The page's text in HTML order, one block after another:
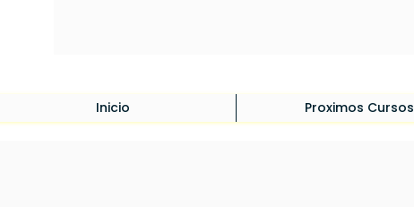
Inicio Proximos Cursos